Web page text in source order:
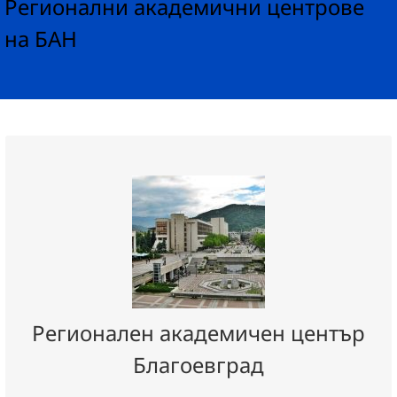
Регионални академични центрове
на БАН
Регионален академичен център
Благоевград
Регионален академичен център
Благоевград
Координатор:
проф. Петър Миланов
Телефон:
0894 426 036
Е-mail:
peter_milanov77@yahoo.com